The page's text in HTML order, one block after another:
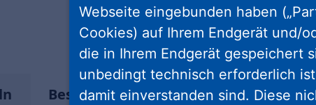
Bestandsimmobilien Ihre
Webseite eingebunden haben
Cookies) auf Ihrem Endgerät und/
die in Ihrem Endgerät gespeichert
unbedingt technisch erforderlich
damit einverstanden sind. Diese